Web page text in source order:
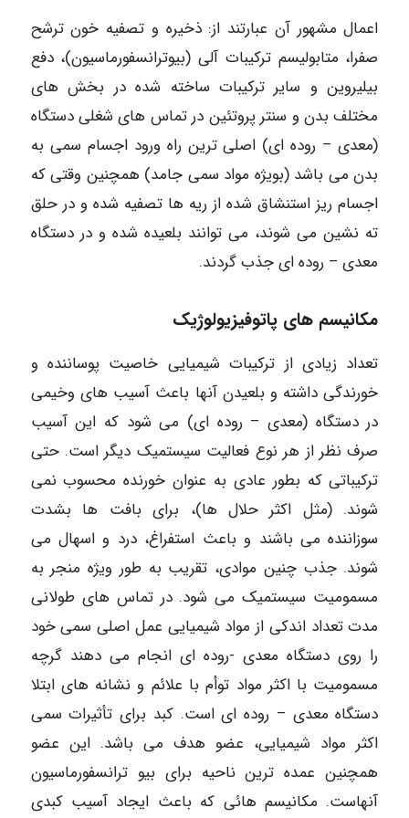
اعمال مشهور آن عبارتند از: ذخیره و تصفیه خون ترشح
صفرا، متابولیسم ترکیبات آلی (بیوترانسفورماسیون)، دفع
بیلیروین و سایر ترکیبات ساخته شده در بخش های
مختلف بدن و سنتر پروتئین در تماس های شغلی دستگاه
(معدی – روده ای) اصلی ترین راه ورود اجسام سمی به
بدن می باشد (بویژه مواد سمی جامد) همچنین وقتی که
اجسام ریز استنشاق شده از ریه ها تصفیه شده و در حلق
ته نشین می شوند، می توانند بلعیده شده و در دستگاه
معدی – روده ای جذب گردند.
مکانیسم های پاتوفیزیولوژیک
تعداد زیادی از ترکیبات شیمیایی خاصیت پوساننده و
خورندگی داشته و بلعیدن آنها باعث آسیب های وخیمی
در دستگاه (معدی – روده ای) می شود که این آسیب
صرف نظر از هر نوع فعالیت سیستمیک دیگر است. حتی
ترکیباتی که بطور عادی به عنوان خورنده محسوب نمی
شوند. (مثل اکثر حلال ها)، برای بافت ها بشدت
سوزاننده می باشند و باعث استفراغ، درد و اسهال می
شوند. جذب چنین موادی، تقریب به طور ویژه منجر به
مسمومیت سیستمیک می شود. در تماس های طولانی
مدت تعداد اندکی از مواد شیمیایی عمل اصلی سمی خود
را روی دستگاه معدی -روده ای انجام می دهند گرچه
مسمومیت با اکثر مواد توأم با علائم و نشانه های ابتلا
دستگاه معدی – روده ای است. کبد برای تأثیرات سمی
اکثر مواد شیمیایی، عضو هدف می باشد. این عضو
همچنین عمده ترین ناحیه برای بیو ترانسفورماسیون
آنهاست. مکانیسم هائی که باعث ایجاد آسیب کبدی